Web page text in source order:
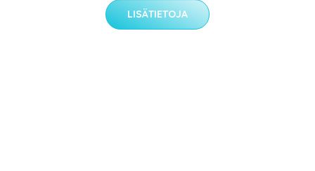
LISÄTIETOJA